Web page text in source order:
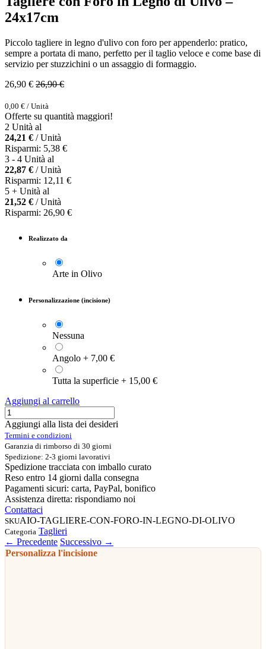
24x17cm
Piccolo tagliere in legno d'ulivo con foro per appenderlo: pratico,
sempre a portata di mano, perfetto per il taglio veloce e come base di
servizio per stuzzichini o un assaggio di formaggio.
26,90 € 26,90€
0,00 € / Unità
Offerte su quantità maggiori!
2 Unità al
24,21 € / Unità
Risparmi: 5,38 €
3 - 4 Unità al
22,87 € / Unità
Risparmi: 12,11 €
5 + Unità al
21,52 € / Unità
Risparmi: 26,90 €
Realizzato da
Arte in Olivo
Personalizzazione (incisione)
Nessuna
Angolo + 7,00 €
Tutta la superficie + 15,00 €
Aggiungi al carrello
Aggiungi alla lista dei desideri
Termini e condizioni
Garanzia di rimborso di 30 giorni
Spedizione: 2-3 giorni lavorativi
Spedizione tracciata con imballo curato
Reso entro 14 giorni dalla consegna
Pagamenti sicuri: carta, PayPal, bonifico
Assistenza diretta: rispondiamo noi
Contattaci
SKUAIO-TAGLIERE-CON-FORO-IN-LEGNO-DI-OLIVO
Categoria Taglieri
← Precedente Successivo →
Personalizza l'incisione